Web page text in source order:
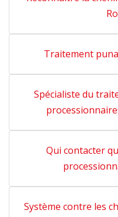
Traitement
Spécialiste du
Qui contacter
Système contre les